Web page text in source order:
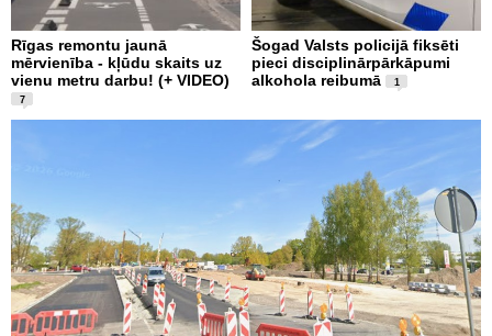
Rīgas remontu jaunā
mērvienība - kļūdu skaits uz
vienu metru darbu! (+ VIDEO)
7
Šogad Valsts policijā fiksēti
pieci disciplinārpārkāpumi
alkohola reibumā
1